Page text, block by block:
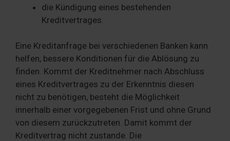
die Kündigung eines bestehenden
Kreditvertrages.
Eine Kreditanfrage bei verschiedenen Banken kann
helfen, bessere Konditionen für die Ablösung zu
finden. Kommt der Kreditnehmer nach Abschluss
eines Kreditvertrages zu der Erkenntnis diesen
nicht zu benötigen, besteht die Möglichkeit
innerhalb einer vorgegebenen Frist und ohne Grund
von diesem zurückzutreten. Damit kommt der
Kreditvertrag nicht zustande. Die